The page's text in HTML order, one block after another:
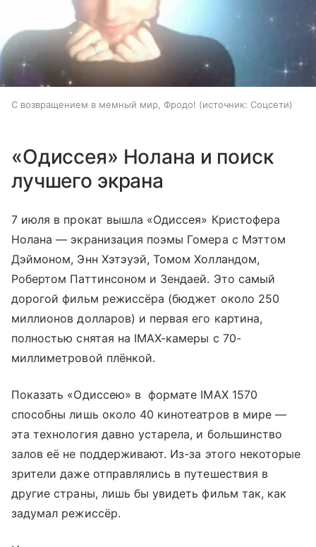
С возвращением в мемный мир, Фродо! источник: Соцсети
«Одиссея» Нолана и поиск
лучшего экрана
7 июля в прокат вышла «Одиссея» Кристофера
Нолана — экранизация поэмы Гомера с Мэттом
Дэймоном, Энн Хэтэуэй, Томом Холландом,
Робертом Паттинсоном и Зендаей. Это самый
дорогой фильм режиссёра (бюджет около 250
миллионов долларов) и первая его картина,
полностью снятая на IMAX-камеры с 70-
миллиметровой плёнкой.
Показать «Одиссею» в формате IMAX 1570
способны лишь около 40 кинотеатров в мире —
эта технология давно устарела, и большинство
залов её не поддерживают. Из-за этого некоторые
зрители даже отправлялись в путешествия в
другие страны, лишь бы увидеть фильм так, как
задумал режиссёр.